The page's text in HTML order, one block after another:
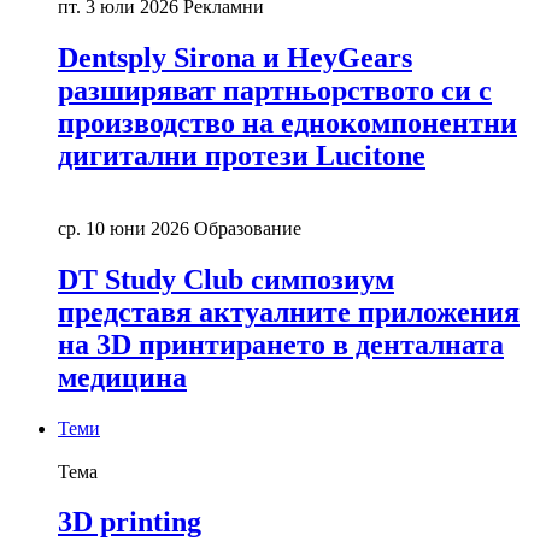
пт. 3 юли 2026 Рекламни
Dentsply Sirona и HeyGears
разширяват партньорството си с
производство на еднокомпонентни
дигитални протези Lucitone
ср. 10 юни 2026 Образование
DT Study Club симпозиум
представя актуалните приложения
на 3D принтирането в денталната
медицина
Теми
Тема
3D printing